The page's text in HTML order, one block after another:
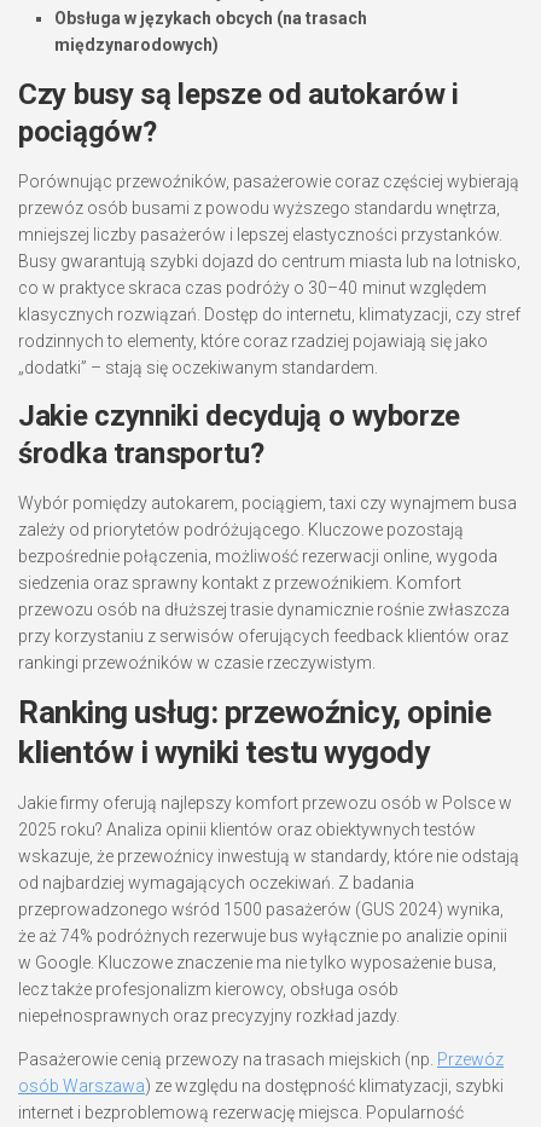
Obsługa w językach obcych (na trasach
międzynarodowych)
Czy busy są lepsze od autokarów i
pociągów?
Porównując przewoźników, pasażerowie coraz częściej wybierają
przewóz osób busami z powodu wyższego standardu wnętrza,
mniejszej liczby pasażerów i lepszej elastyczności przystanków.
Busy gwarantują szybki dojazd do centrum miasta lub na lotnisko,
co w praktyce skraca czas podróży o 30–40 minut względem
klasycznych rozwiązań. Dostęp do internetu, klimatyzacji, czy stref
rodzinnych to elementy, które coraz rzadziej pojawiają się jako
„dodatki” – stają się oczekiwanym standardem.
Jakie czynniki decydują o wyborze
środka transportu?
Wybór pomiędzy autokarem, pociągiem, taxi czy wynajmem busa
zależy od priorytetów podróżującego. Kluczowe pozostają
bezpośrednie połączenia, możliwość rezerwacji online, wygoda
siedzenia oraz sprawny kontakt z przewoźnikiem. Komfort
przewozu osób na dłuższej trasie dynamicznie rośnie zwłaszcza
przy korzystaniu z serwisów oferujących feedback klientów oraz
rankingi przewoźników w czasie rzeczywistym.
Ranking usług: przewoźnicy, opinie
klientów i wyniki testu wygody
Jakie firmy oferują najlepszy komfort przewozu osób w Polsce w
2025 roku? Analiza opinii klientów oraz obiektywnych testów
wskazuje, że przewoźnicy inwestują w standardy, które nie odstają
od najbardziej wymagających oczekiwań. Z badania
przeprowadzonego wśród 1500 pasażerów (GUS 2024) wynika,
że aż 74% podróżnych rezerwuje bus wyłącznie po analizie opinii
w Google. Kluczowe znaczenie ma nie tylko wyposażenie busa,
lecz także profesjonalizm kierowcy, obsługa osób
niepełnosprawnych oraz precyzyjny rozkład jazdy.
Pasażerowie cenią przewozy na trasach miejskich (np. Przewóz
osób Warszawa) ze względu na dostępność klimatyzacji, szybki
internet i bezproblemową rezerwację miejsca. Popularność